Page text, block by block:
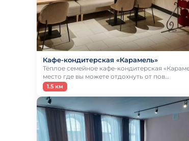
Кафе-кондитерская «Карамель»
Тёплое семейное кафе-кондитерская
место где вы можете отдохнуть от пов…
1.5 км